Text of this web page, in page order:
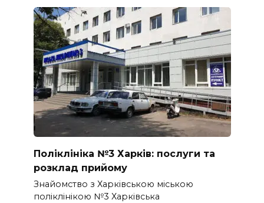
Поліклініка №3 Харків: послуги та
розклад прийому
Знайомство з Харківською міською
поліклінікою №3 Харківська